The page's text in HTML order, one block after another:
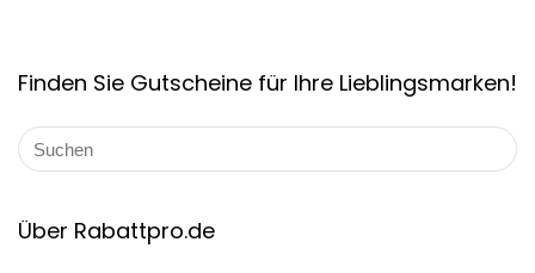
Finden Sie Gutscheine für Ihre Lieblingsmarken!
Über Rabattpro.de